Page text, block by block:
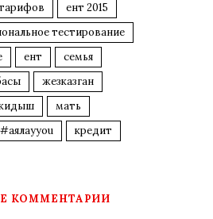
ент 2015
тестирование
ент
семья
жезказган
мать
#аялауyou
кредит
КОММЕНТАРИИ